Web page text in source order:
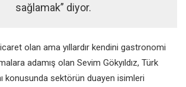
sağlamak” diyor.
olan ama yıllardır kendini gastronomi
adamış olan Sevim Gökyıldız, Türk
konusunda sektörün duayen isimleri